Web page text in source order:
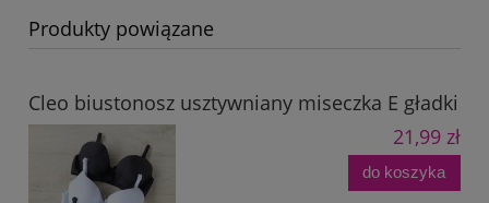
Produkty powiązane
Cleo biustonosz usztywniany miseczka E gładki
21,99 zł
do koszyka